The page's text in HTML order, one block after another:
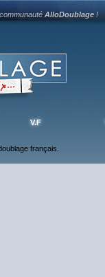
AlloDoublage !
V.F
français.